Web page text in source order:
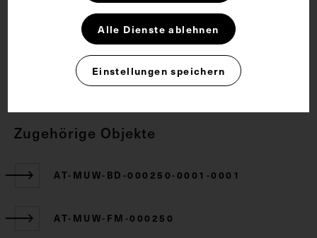
CC BY-NC-SA 4.0
Zugehörige Objekte
AT-MUW-BD-000250-0001-0001
AT-MUW-FM-000250
Alle Dienste ablehnen
Einstellungen speichern